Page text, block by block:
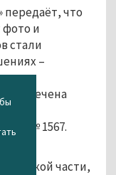
что
и
стали
–
замечена
№ 1567.
части,